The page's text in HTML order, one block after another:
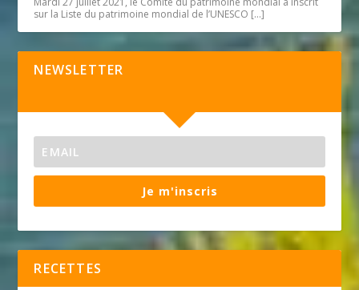
sur la Liste du patrimoine mondial de l’UNESCO […]
NEWSLETTER
Je m'inscris
RECETTES